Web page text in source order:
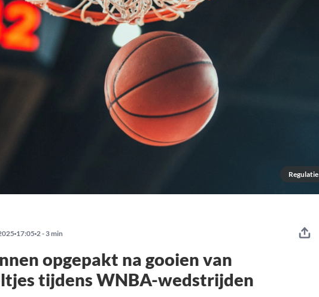
Regulatie
17:05 2 - 3 min
opgepakt na gooien van
tijdens WNBA-wedstrijden